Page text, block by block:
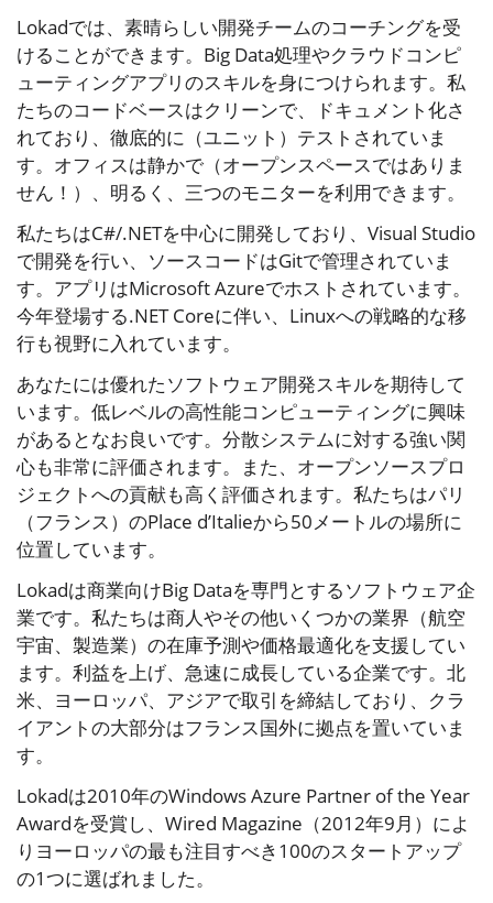
Lokadでは、素晴らしい開発チームのコーチングを受
けることができます。Big Data処理やクラウドコンピ
ューティングアプリのスキルを身につけられます。私
たちのコードベースはクリーンで、ドキュメント化さ
れており、徹底的に（ユニット）テストされていま
す。オフィスは静かで（オープンスペースではありま
せん！）、明るく、三つのモニターを利用できます。
私たちはC#/.NETを中心に開発しており、Visual Studio
で開発を行い、ソースコードはGitで管理されていま
す。アプリはMicrosoft Azureでホストされています。
今年登場する.NET Coreに伴い、Linuxへの戦略的な移
行も視野に入れています。
あなたには優れたソフトウェア開発スキルを期待して
います。低レベルの高性能コンピューティングに興味
があるとなお良いです。分散システムに対する強い関
心も非常に評価されます。また、オープンソースプロ
ジェクトへの貢献も高く評価されます。私たちはパリ
（フランス）のPlace d’Italieから50メートルの場所に
位置しています。
Lokadは商業向けBig Dataを専門とするソフトウェア企
業です。私たちは商人やその他いくつかの業界（航空
宇宙、製造業）の在庫予測や価格最適化を支援してい
ます。利益を上げ、急速に成長している企業です。北
米、ヨーロッパ、アジアで取引を締結しており、クラ
イアントの大部分はフランス国外に拠点を置いていま
す。
Lokadは2010年のWindows Azure Partner of the Year
Awardを受賞し、Wired Magazine（2012年9月）によ
りヨーロッパの最も注目すべき100のスタートアップ
の1つに選ばれました。